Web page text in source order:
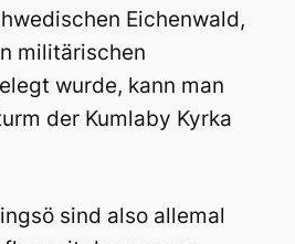
Eichenwald,
militärischen
wurde, kann man
der Kumlaby Kyrka
sind also allemal